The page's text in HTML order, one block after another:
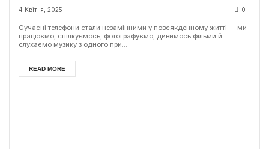
4 Квітня, 2025 0
Сучасні телефони стали незамінними у повсякденному житті — ми
працюємо, спілкуємось, фотографуємо, дивимось фільми й
слухаємо музику з одного при...
READ MORE